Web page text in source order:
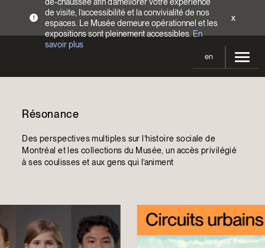
!
de visite, l’accessibilité et la convivialité de nos
espaces. Le Musée demeure opérationnel et les
expositions sont pleinement accessibles.En
savoir plus
x
en
Tarifs
Accès
En cours et à venir
Expositions passées
Activités
Calendrier
Programmation Cultures autochtones
Colloques et symposiums
Collections en ligne
EncycloModeQC
Faire un don
Campagne annuelle
Devenir Membre Billets | Rabais 2 $
Résonance
Des perspectives multiples sur l’histoire sociale de
Montréal et les collections du Musée, un accès privilégié
à ses coulisses et aux gens qui l’animent